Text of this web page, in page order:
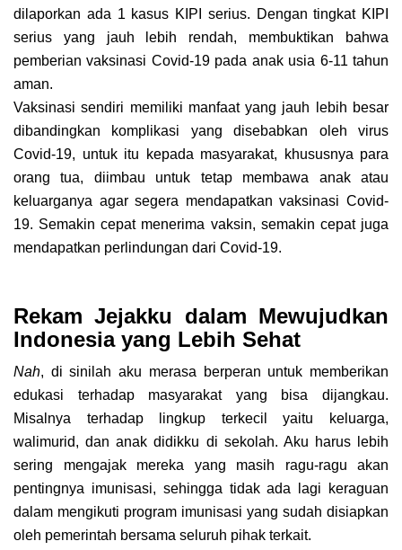
dilaporkan ada 1 kasus KIPI serius. Dengan tingkat KIPI
serius yang jauh lebih rendah, membuktikan bahwa
pemberian vaksinasi Covid-19 pada anak usia 6-11 tahun
aman.
Vaksinasi sendiri memiliki manfaat yang jauh lebih besar
dibandingkan komplikasi yang disebabkan oleh virus
Covid-19, untuk itu kepada masyarakat, khususnya para
orang tua, diimbau untuk tetap membawa anak atau
keluarganya agar segera mendapatkan vaksinasi Covid-
19. Semakin cepat menerima vaksin, semakin cepat juga
mendapatkan perlindungan dari Covid-19.
Rekam Jejakku dalam Mewujudkan
Indonesia yang Lebih Sehat
Nah, di sinilah aku merasa berperan untuk memberikan
edukasi terhadap masyarakat yang bisa dijangkau.
Misalnya terhadap lingkup terkecil yaitu keluarga,
walimurid, dan anak didikku di sekolah. Aku harus lebih
sering mengajak mereka yang masih ragu-ragu akan
pentingnya imunisasi, sehingga tidak ada lagi keraguan
dalam mengikuti program imunisasi yang sudah disiapkan
oleh pemerintah bersama seluruh pihak terkait.